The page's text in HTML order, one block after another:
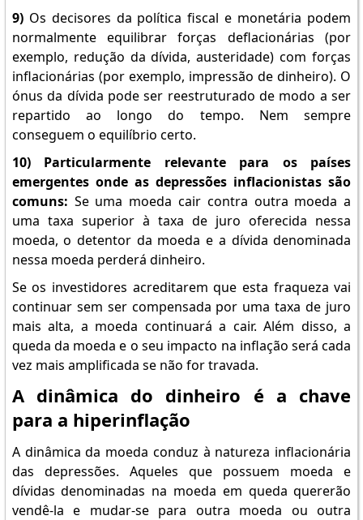
9)Os decisores da política fiscal e monetária podem
normalmente equilibrar forças deflacionárias (por
exemplo, redução da dívida, austeridade) com forças
inflacionárias (por exemplo, impressão de dinheiro). O
ónus da dívida pode ser reestruturado de modo a ser
repartido ao longo do tempo. Nem sempre
conseguem o equilíbrio certo.
10) Particularmente relevante para os países
emergentes onde as depressões inflacionistas são
comuns: Se uma moeda cair contra outra moeda a
uma taxa superior à taxa de juro oferecida nessa
moeda, o detentor da moeda e a dívida denominada
nessa moeda perderá dinheiro.
Se os investidores acreditarem que esta fraqueza vai
continuar sem ser compensada por uma taxa de juro
mais alta, a moeda continuará a cair. Além disso, a
queda da moeda e o seu impacto na inflação será cada
vez mais amplificada se não for travada.
A dinâmica do dinheiro é a chave
para a hiperinflação
A dinâmica da moeda conduz à natureza inflacionária
das depressões. Aqueles que possuem moeda e
dívidas denominadas na moeda em queda quererão
vendê-la e mudar-se para outra moeda ou outra